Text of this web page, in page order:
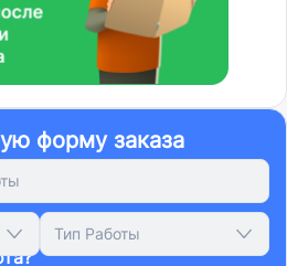
форму заказа
Тип Работы